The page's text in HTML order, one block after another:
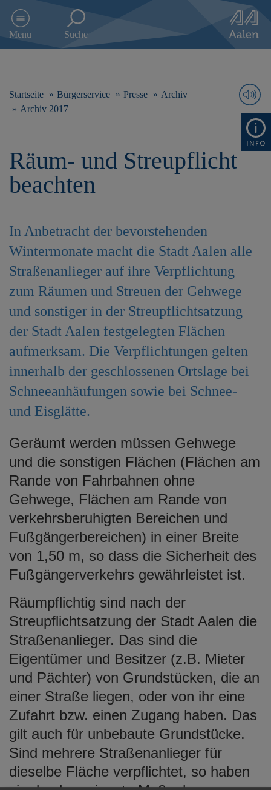
e
Menu Suche
Startseite Bürgerservice Presse
Archiv
Archiv 2017
Räum- und Streupflicht
beachten
In Anbetracht der bevorstehenden
Wintermonate macht die Stadt Aalen alle
Straßenanlieger auf ihre Verpflichtung
zum Räumen und Streuen der Gehwege
und sonstiger in der Streupflichtsatzung
der Stadt Aalen festgelegten Flächen
aufmerksam. Die Verpflichtungen gelten
innerhalb der geschlossenen Ortslage bei
Schneeanhäufungen sowie bei Schnee-
und Eisglätte.
Geräumt werden müssen Gehwege
und die sonstigen Flächen (Flächen am
Rande von Fahrbahnen ohne
Gehwege, Flächen am Rande von
verkehrsberuhigten Bereichen und
Fußgängerbereichen) in einer Breite
von 1,50 m, so dass die Sicherheit des
Fußgängerverkehrs gewährleistet ist.
Räumpflichtig sind nach der
Streupflichtsatzung der Stadt Aalen die
Straßenanlieger. Das sind die
Eigentümer und Besitzer (z.B. Mieter
und Pächter) von Grundstücken, die an
einer Straße liegen, oder von ihr eine
Zufahrt bzw. einen Zugang haben. Das
gilt auch für unbebaute Grundstücke.
Sind mehrere Straßenanlieger für
dieselbe Fläche verpflichtet, so haben